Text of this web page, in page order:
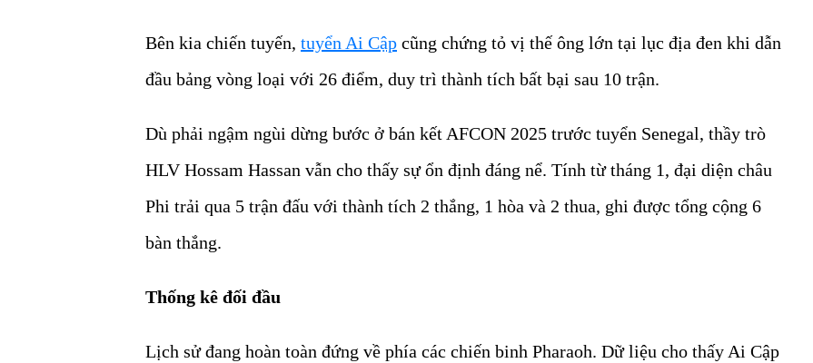
Bên kia chiến tuyến, tuyển Ai Cập cũng chứng tỏ vị thế ông lớn tại lục địa đen khi dẫn
đầu bảng vòng loại với 26 điểm, duy trì thành tích bất bại sau 10 trận.
Dù phải ngậm ngùi dừng bước ở bán kết AFCON 2025 trước tuyển Senegal, thầy trò
HLV Hossam Hassan vẫn cho thấy sự ổn định đáng nể. Tính từ tháng 1, đại diện châu
Phi trải qua 5 trận đấu với thành tích 2 thắng, 1 hòa và 2 thua, ghi được tổng cộng 6
bàn thắng.
Thống kê đối đầu
Lịch sử đang hoàn toàn đứng về phía các chiến binh Pharaoh. Dữ liệu cho thấy Ai Cập